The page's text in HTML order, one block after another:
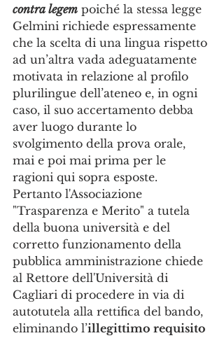
contra legem poiché la stessa legge
Gelmini richiede espressamente
che la scelta di una lingua rispetto
ad un’altra vada adeguatamente
motivata in relazione al profilo
plurilingue dell’ateneo e, in ogni
caso, il suo accertamento debba
aver luogo durante lo
svolgimento della prova orale,
mai e poi mai prima per le
ragioni qui sopra esposte.
Pertanto l'Associazione
"Trasparenza e Merito" a tutela
della buona università e del
corretto funzionamento della
pubblica amministrazione chiede
al Rettore dell'Università di
Cagliari di procedere in via di
autotutela alla rettifica del bando,
eliminando l’illegittimo requisito